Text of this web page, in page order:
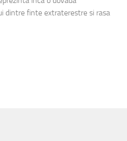
dintre finte extraterestre si rasa